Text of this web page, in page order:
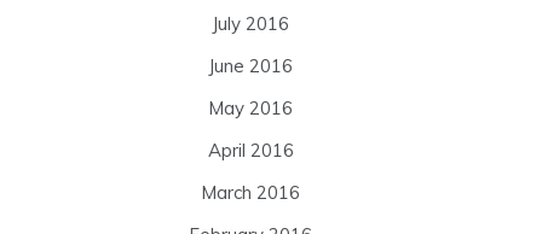
July 2016
June 2016
May 2016
April 2016
March 2016